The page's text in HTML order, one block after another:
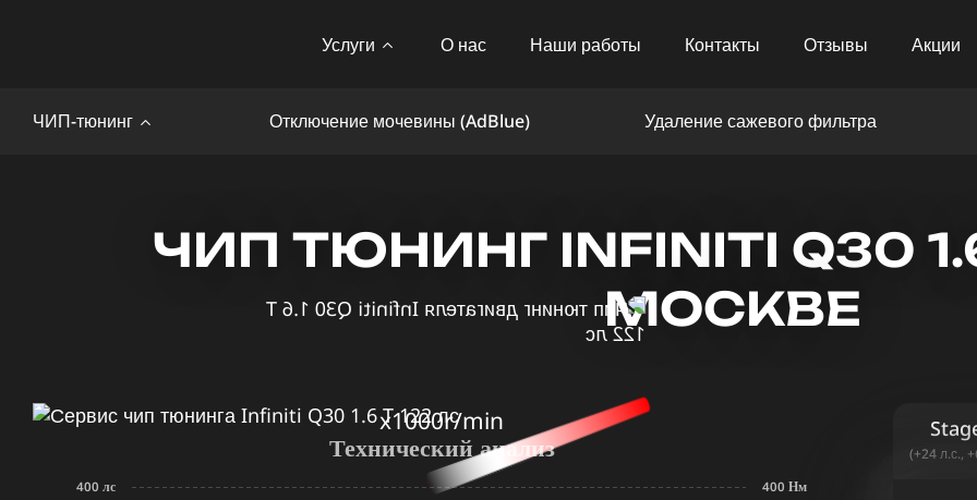
Услуги О нас Наши работы Контакты Отзывы Акции
ЧИП-тюнинг Отключение мочевины (AdBlue) Удаление сажевого фильтра
ЧИП ТЮНИНГ INFINITI Q30
МОСКВЕ
x1000r/min
Технический анализ
400 лс 400 Нм
(+24 л.с.,